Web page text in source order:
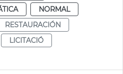
NORMAL
RESTAURACIÓN
LICITACIÓ